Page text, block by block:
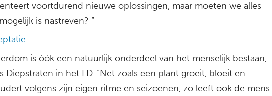
voortdurend nieuwe oplossingen, maar moeten we alles
is nastreven? “
is óók een natuurlijk onderdeel van het menselijk bestaan,
Diepstraten in het FD. “Net zoals een plant groeit, bloeit en
volgens zijn eigen ritme en seizoenen, zo leeft ook de mens.